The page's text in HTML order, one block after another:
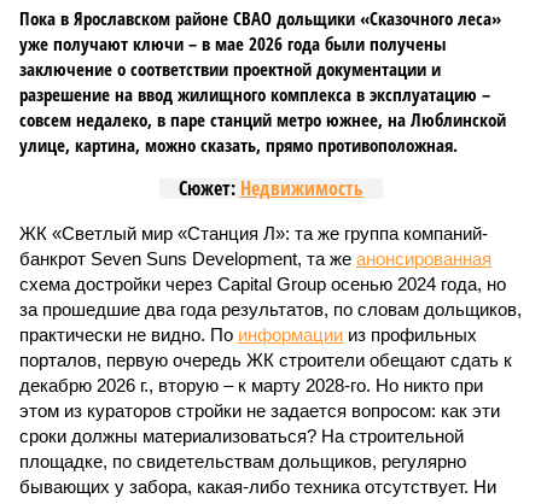
Пока в Ярославском районе СВАО дольщики «Сказочного леса»
уже получают ключи – в мае 2026 года были получены
заключение о соответствии проектной документации и
разрешение на ввод жилищного комплекса в эксплуатацию –
совсем недалеко, в паре станций метро южнее, на Люблинской
улице, картина, можно сказать, прямо противоположная.
Сюжет: Недвижимость
ЖК «Светлый мир «Станция Л»: та же группа компаний-
банкрот Seven Suns Development, та же анонсированная
схема достройки через Capital Group осенью 2024 года, но
за прошедшие два года результатов, по словам дольщиков,
практически не видно. По информации из профильных
порталов, первую очередь ЖК строители обещают сдать к
декабрю 2026 г., вторую – к марту 2028-го. Но никто при
этом из кураторов стройки не задается вопросом: как эти
сроки должны материализоваться? На строительной
площадке, по свидетельствам дольщиков, регулярно
бывающих у забора, какая-либо техника отсутствует. Ни